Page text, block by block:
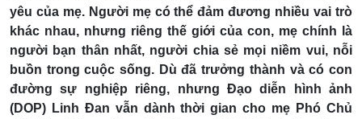
yêu của mẹ. Người mẹ có thể đảm đương nhiều vai trò
khác nhau, nhưng riêng thế giới của con, mẹ chính là
người bạn thân nhất, người chia sẻ mọi niềm vui, nỗi
buồn trong cuộc sống. Dù đã trưởng thành và có con
đường sự nghiệp riêng, nhưng Đạo diễn hình ảnh
(DOP) Linh Đan vẫn dành thời gian cho mẹ Phó Chủ